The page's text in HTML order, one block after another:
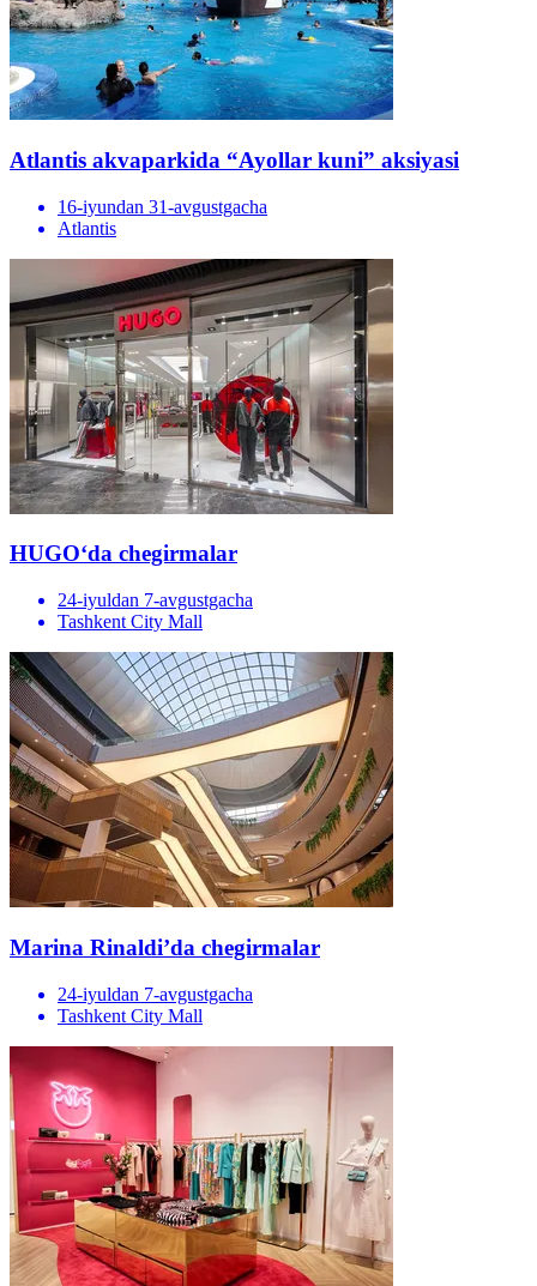
Atlantis akvaparkida “Ayollar kuni” aksiyasi
16-iyundan 31-avgustgacha
Atlantis
HUGOʻda chegirmalar
24-iyuldan 7-avgustgacha
Tashkent City Mall
Marina Rinaldi’da chegirmalar
24-iyuldan 7-avgustgacha
Tashkent City Mall